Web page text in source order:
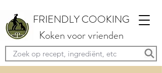
FRIENDLY COOKING
Koken voor vrienden